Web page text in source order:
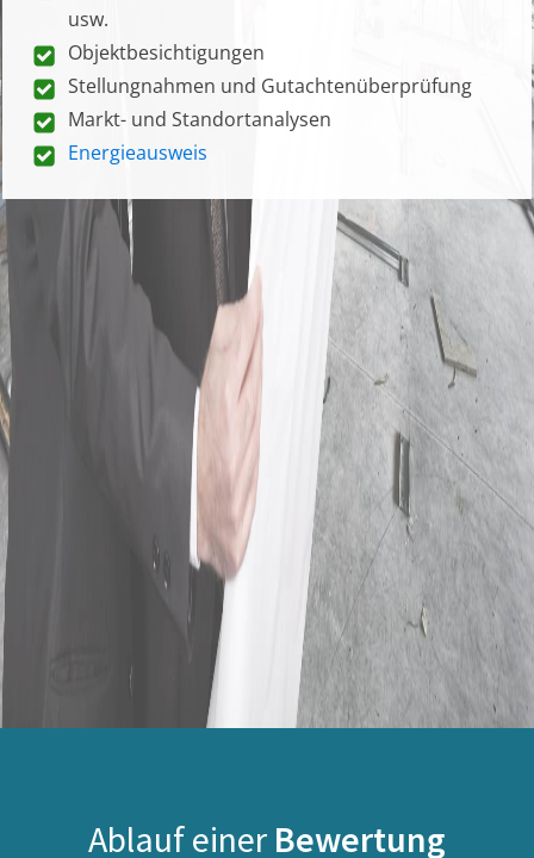
usw.
Objektbesichtigungen
Stellungnahmen und Gutachtenüberprüfung
Markt- und Standortanalysen
Energieausweis
Ablauf einer Bewertung